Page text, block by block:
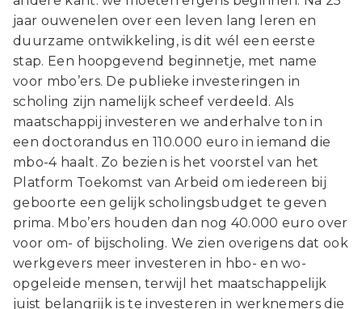
jaar ouwenelen over een leven lang leren en
duurzame ontwikkeling, is dit wél een eerste
stap. Een hoopgevend beginnetje, met name
voor mbo’ers. De publieke investeringen in
scholing zijn namelijk scheef verdeeld. Als
maatschappij investeren we anderhalve ton in
een doctorandus en 110.000 euro in iemand die
mbo-4 haalt. Zo bezien is het voorstel van het
Platform Toekomst van Arbeid om iedereen bij
geboorte een gelijk scholingsbudget te geven
prima. Mbo’ers houden dan nog 40.000 euro over
voor om- of bijscholing. We zien overigens dat ook
werkgevers meer investeren in hbo- en wo-
opgeleide mensen, terwijl het maatschappelijk
juist belangrijk is te investeren in werknemers die